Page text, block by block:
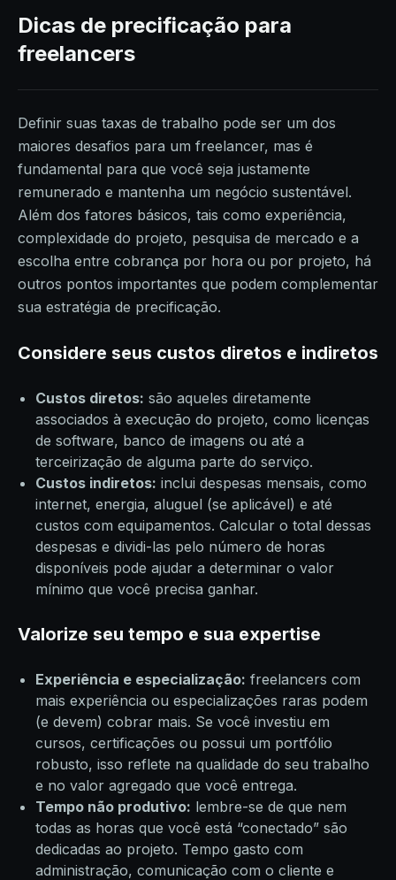
Dicas de precificação para
freelancers
Definir suas taxas de trabalho pode ser um dos
maiores desafios para um freelancer, mas é
fundamental para que você seja justamente
remunerado e mantenha um negócio sustentável.
Além dos fatores básicos, tais como experiência,
complexidade do projeto, pesquisa de mercado e a
escolha entre cobrança por hora ou por projeto, há
outros pontos importantes que podem complementar
sua estratégia de precificação.
Considere seus custos diretos e indiretos
Custos diretos: são aqueles diretamente
associados à execução do projeto, como licenças
de software, banco de imagens ou até a
terceirização de alguma parte do serviço.
Custos indiretos: inclui despesas mensais, como
internet, energia, aluguel (se aplicável) e até
custos com equipamentos. Calcular o total dessas
despesas e dividi-las pelo número de horas
disponíveis pode ajudar a determinar o valor
mínimo que você precisa ganhar.
Valorize seu tempo e sua expertise
Experiência e especialização: freelancers com
mais experiência ou especializações raras podem
(e devem) cobrar mais. Se você investiu em
cursos, certificações ou possui um portfólio
robusto, isso reflete na qualidade do seu trabalho
e no valor agregado que você entrega.
Tempo não produtivo: lembre-se de que nem
todas as horas que você está “conectado” são
dedicadas ao projeto. Tempo gasto com
administração, comunicação com o cliente e